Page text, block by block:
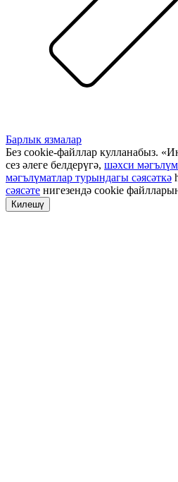
Барлык язмалар
Без cookie-файллар кулланабыз.
сез әлеге белдерүгә, шәхси
мәгълүматлар турындагы сәясәткә
сәясәте нигезендә cookie
Килешү